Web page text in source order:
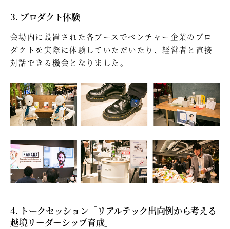
3. プロダクト体験
会場内に設置された各ブースでベンチャー企業のプロ
ダクトを実際に体験していただいたり、経営者と直接
対話できる機会となりました。
4. トークセッション「リアルテック出向例から考える
越境リーダーシップ育成」